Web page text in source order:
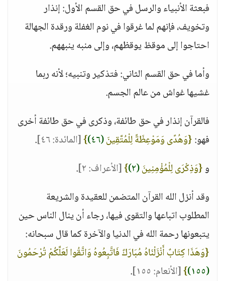
فبعثة الأنبياء والرسل في حق القسم الأول: إنذار
وتخويف، فإنهم لما غرقوا في نوم الغفلة ورقدة الجهالة
احتاجوا إلى موقظ يوقظهم، وإلى منبه ينبههم.
وأما في حق القسم الثاني: فتذكير وتنبيه؛ لأنه ربما
غشيها غواش من عالم الجسم.
فالقرآن إنذار في حق طائفة، وذكرى في حق طائفة أخرى
فهو:{وَهُدًى وَمَوْعِظَةً لِلْمُتَّقِينَ(٤٦) }[المائدة: ٤٦]
.
و{وَذِكْرَى لِلْمُؤْمِنِينَ(٢) }[الأعراف: ٢]
.
وقد أنزل الله القرآن المتضمن للعقيدة والشريعة
المطلوب اتباعها والتقوى فيها، رجاء أن ينال الناس حين
يتبعونها رحمة الله في الدنيا والآخرة كما قال سبحانه:
{وَهَذَا كِتَابٌ أَنْزَلْنَاهُ مُبَارَكٌ فَاتَّبِعُوهُ وَاتَّقُوا لَعَلَّكُمْ تُرْحَمُونَ
(١٥٥)
}[الأنعام: ١٥٥]
.